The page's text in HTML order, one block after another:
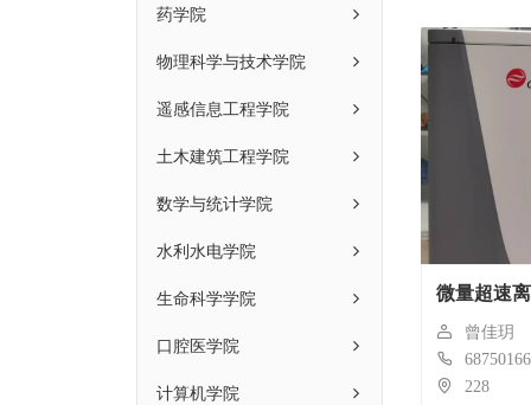
药学院
物理科学与技术学院
遥感信息工程学院
土木建筑工程学院
数学与统计学院
水利水电学院
生命科学学院
口腔医学院
计算机学院
微量超速
曾佳玥
68750166
228